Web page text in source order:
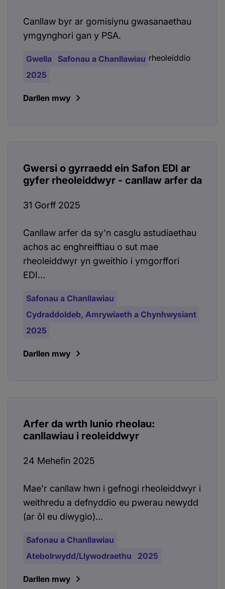
Canllaw byr ar gomisiynu gwasanaethau
ymgynghori gan y PSA.
Gwella Safonau a Chanllawiau rheoleiddio
2025
Darllen mwy
Gwersi o gyrraedd ein Safon EDI ar
gyfer rheoleiddwyr - canllaw arfer da
31 Gorff 2025
Canllaw arfer da sy'n casglu astudiaethau
achos ac enghreifftiau o sut mae
rheoleiddwyr yn gweithio i ymgorffori
EDI...
Safonau a Chanllawiau
Cydraddoldeb, Amrywiaeth a Chynhwysiant
2025
Darllen mwy
Arfer da wrth lunio rheolau:
canllawiau i reoleiddwyr
24 Mehefin 2025
Mae'r canllaw hwn i gefnogi rheoleiddwyr i
weithredu a defnyddio eu pwerau newydd
(ar ôl eu diwygio)...
Safonau a Chanllawiau
Atebolrwydd/Llywodraethu
2025
Darllen mwy